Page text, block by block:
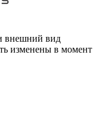
внешний вид
изменены в момент